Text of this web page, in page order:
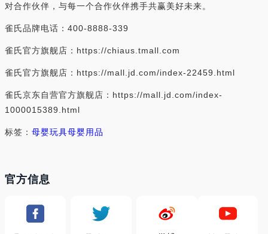
对合作伙伴，与每一个合作伙伴携手共赢美好未来。
雀氏品牌电话：400-8888-339
雀氏官方旗舰店：https://chiaus.tmall.com
雀氏官方旗舰店：https://mall.jd.com/index-22459.html
雀氏京东自营官方旗舰店：https://mall.jd.com/index-
1000015389.html
标签： 母婴玩具母婴用品
官方信息